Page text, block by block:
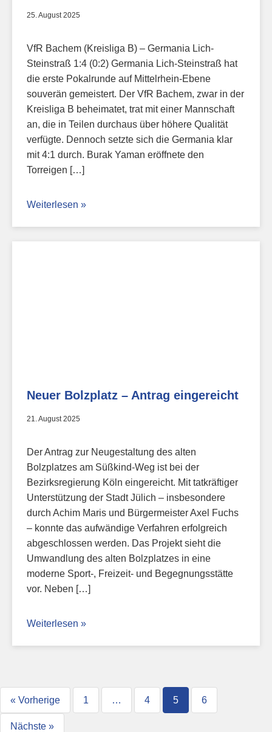
25. August 2025
VfR Bachem (Kreisliga B) – Germania Lich-
Steinstraß 1:4 (0:2) Germania Lich-Steinstraß hat
die erste Pokalrunde auf Mittelrhein-Ebene
souverän gemeistert. Der VfR Bachem, zwar in der
Kreisliga B beheimatet, trat mit einer Mannschaft
an, die in Teilen durchaus über höhere Qualität
verfügte. Dennoch setzte sich die Germania klar
mit 4:1 durch. Burak Yaman eröffnete den
Torreigen […]
Weiterlesen »
Neuer Bolzplatz – Antrag eingereicht
21. August 2025
Der Antrag zur Neugestaltung des alten
Bolzplatzes am Süßkind-Weg ist bei der
Bezirksregierung Köln eingereicht. Mit tatkräftiger
Unterstützung der Stadt Jülich – insbesondere
durch Achim Maris und Bürgermeister Axel Fuchs
– konnte das aufwändige Verfahren erfolgreich
abgeschlossen werden. Das Projekt sieht die
Umwandlung des alten Bolzplatzes in eine
moderne Sport-, Freizeit- und Begegnungsstätte
vor. Neben […]
Weiterlesen »
« Vorherige 1 … 4 5 6
Nächste »